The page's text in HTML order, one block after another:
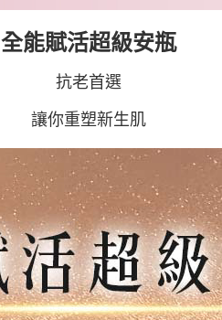
2.透過簡訊連結打開帳
1.本服務係由「台灣大
用戶於交易時，得透過
款買賣價金債權讓與本
2.基於同意付款使用「
用，由本公司與您本人
3.完整用戶服務條款，
付款後全家取貨
每筆NT$100，滿
每筆NT$100，滿
付款後萊爾富取貨
每筆NT$100，滿
7-11取貨付款
每筆NT$100，滿
付款後7-11取貨
每筆NT$100，滿
宅配
全能賦活超級安瓶
抗老首選
讓你重塑新生肌